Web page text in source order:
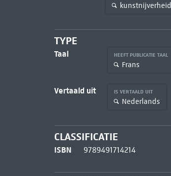
kunstnijverheid
TYPE
Taal HEEFT PUBLICATIE TAAL
Frans
Vertaald uit IS VERTAALD UIT
Nederlands
CLASSIFICATIE
ISBN 9789491714214